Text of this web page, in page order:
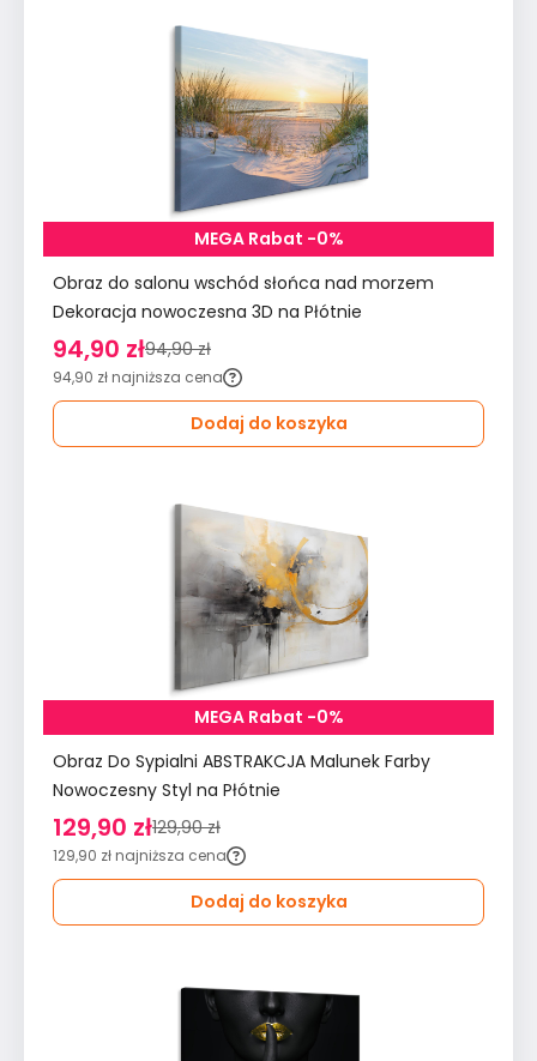
MEGA Rabat -0%
Obraz do salonu wschód słońca nad morzem
Dekoracja nowoczesna 3D na Płótnie
94,90 zł94,90 zł
94,90 zł najniższa cena
Dodaj do koszyka
MEGA Rabat -0%
Obraz Do Sypialni ABSTRAKCJA Malunek Farby
Nowoczesny Styl na Płótnie
129,90 zł129,90 zł
129,90 zł najniższa cena
Dodaj do koszyka